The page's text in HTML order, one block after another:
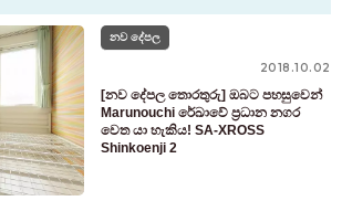
නව දේපල
2018.10.02
[නව දේපල තොරතුරු] ඔබට පහසුවෙන්
Marunouchi රේඛාවේ ප්‍රධාන නගර
වෙත යා හැකිය! SA-XROSS
Shinkoenji 2